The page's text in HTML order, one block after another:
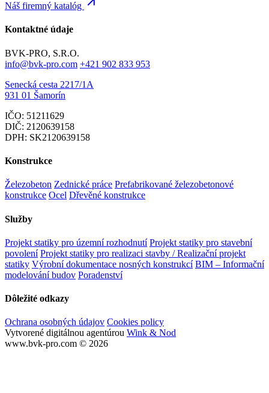
Náš firemný katalóg
Kontaktné údaje
BVK-PRO, S.R.O.
info@bvk-pro.com +421 902 833 953
Senecká cesta 2217/1A
931 01 Šamorín
IČO: 51211629
DIČ: 2120639158
DPH: SK2120639158
Konstrukce
Železobeton Zednické práce Prefabrikované železobetonové
konstrukce Ocel Dřevěné konstrukce
Služby
Projekt statiky pro územní rozhodnutí Projekt statiky pro stavební
povolení Projekt statiky pro realizaci stavby / Realizační projekt
statiky Výrobní dokumentace nosných konstrukcí BIM – Informační
modelování budov Poradenství
Dôležité odkazy
Ochrana osobných údajov Cookies policy
Vytvorené digitálnou agentúrou Wink & Nod
www.bvk-pro.com © 2026